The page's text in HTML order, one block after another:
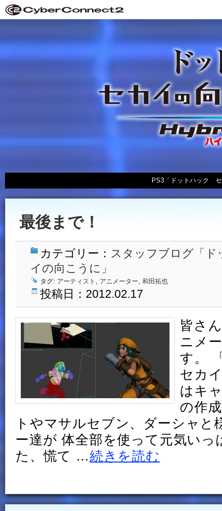
PS3「ドットハック
最後まで！
カテゴリー： スタッフブログ「
イの向こうに」
タグ: アーティスト , アニメーター, 和田拓也
投稿日：2012.02.17
皆さ
ニメ
す。
セカ
はキ
の作
トやマサルセブン、ダーシャと
ー達が 体全部を使って元気いっ
た、慌て …続きを読む